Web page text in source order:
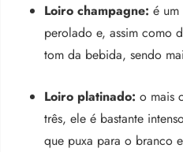
Loiro champagne: é
perolado e, assim como
tom da bebida, sendo
Loiro platinado: o mais
três, ele é bastante
que puxa para o branco